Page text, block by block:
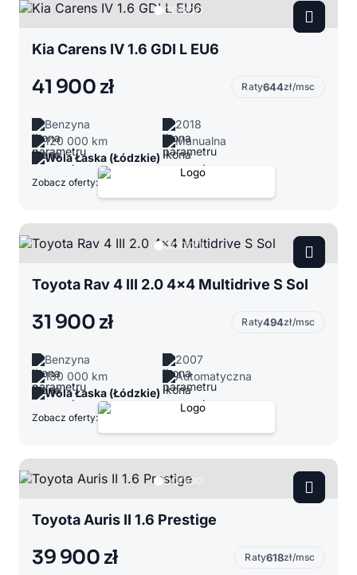
Kia Carens IV 1.6 GDI L EU6
41 900 zł Raty644zł/msc
Benzyna
2018
120 000 km
Manualna
Wola Łaska (Łódzkie)
Zobacz oferty:
Toyota Rav 4 III 2.0 4x4 Multidrive S Sol
31 900 zł Raty494zł/msc
Benzyna
2007
180 000 km
Automatyczna
Wola Łaska (Łódzkie)
Zobacz oferty:
Toyota Auris II 1.6 Prestige
39 900 zł Raty618zł/msc